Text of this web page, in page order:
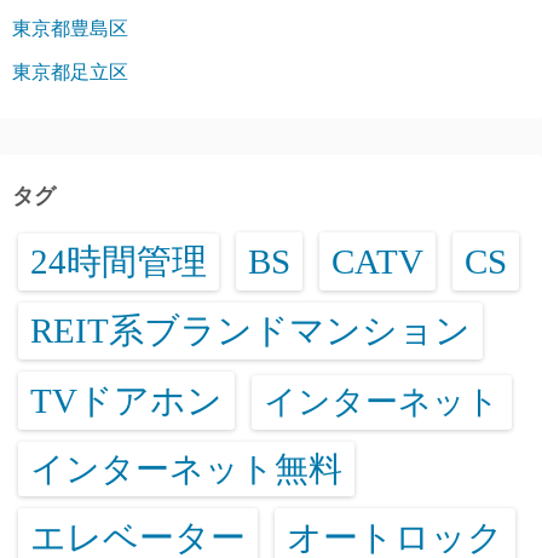
東京都豊島区
東京都足立区
タグ
24時間管理 BS CATV CS
REIT系ブランドマンション
TVドアホン インターネット
インターネット無料
エレベーター オートロック